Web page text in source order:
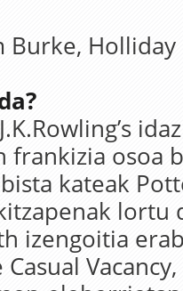
Burke,
frankizia osoa
kateak
lortu
izengoitia